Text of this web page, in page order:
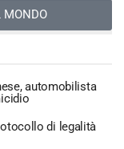
MONDO
automobilista
di legalità